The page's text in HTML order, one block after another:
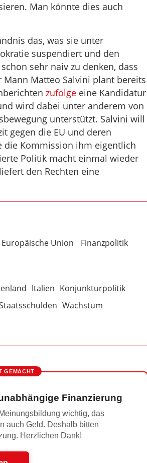
Man könnte dies auch
das, was sie unter
suspendiert und den
sehr naiv zu denken, dass
Matteo Salvini plant bereits
zufolgeeine Kandidatur
wird dabei unter anderem von
unterstützt. Salvini will
gegen die EU und deren
die Kommission ihm eigentlich
Politik macht einmal wieder
den Rechten eine
Europäische Union Finanzpolitik
Italien Konjunkturpolitik
Wachstum
GEMACHT
Finanzierung
wichtig, das
auch Geld. Deshalb bitten
Herzlichen Dank!